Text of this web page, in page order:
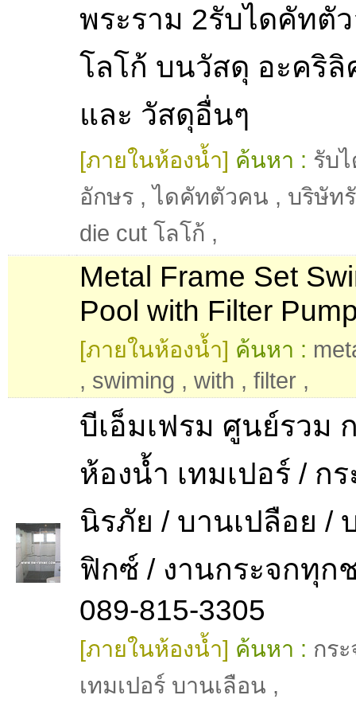
พระราม 2รับไดคัทตั
โลโก้ บนวัสดุ อะคริลิ
และ วัสดุอื่นๆ
[ภายในห้องน้ำ] ค้นหา : รับ
อักษร ,ไดคัทตัวคน , บริษัท
die cut โลโก้ ,
Metal Frame Set
Pool with Filter
[ภายในห้องน้ำ] ค้นหา :
, swiming , with , filter ,
บีเอ็มเฟรม ศูนย์รวม
ห้องน้ำ เทมเปอร์ / ก
นิรภัย / บานเปลือย /
ฟิกซ์ / งานกระจกทุก
089-815-3305
[ภายในห้องน้ำ] ค้นหา : กร
เทมเปอร์ บานเลือน ,